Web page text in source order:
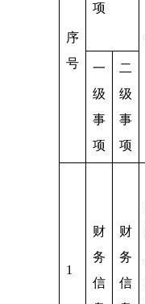
序
号
项
一
级
事
项
二
级
事
项
1
财
务
信
财
务
信